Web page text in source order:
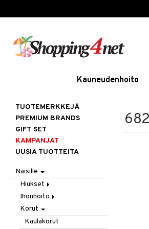
Kauneudenhoito
TUOTEMERKKEJÄ
PREMIUM BRANDS
GIFT SET
KAMPANJAT
UUSIA TUOTTEITA
Naisille
Hiukset
Gift Set
Harjat / Kammat
Hiuskuurit
Ihonhoito
Aurinkotuotteet
Erikoistuotteet
Korut
Kaulakorut